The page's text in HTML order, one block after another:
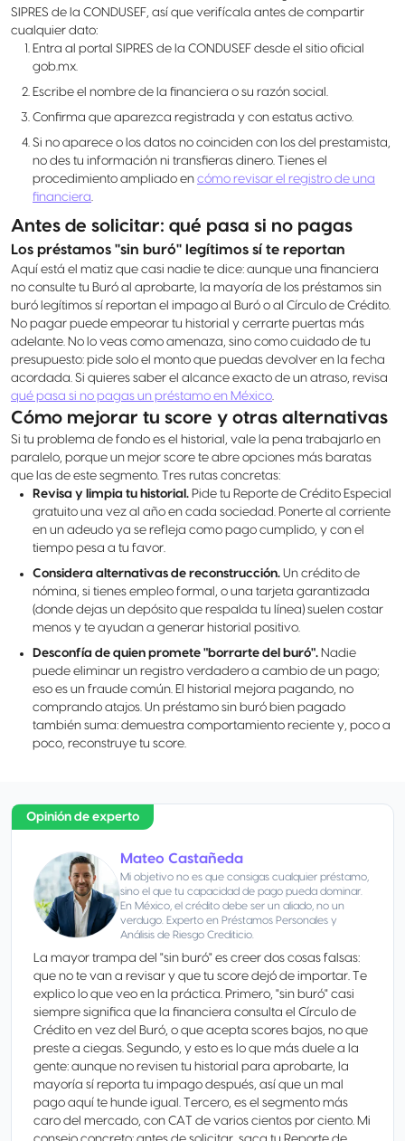
SIPRES de la CONDUSEF, así que verifícala antes de compartir
cualquier dato:
Entra al portal SIPRES de la CONDUSEF desde el sitio oficial
gob.mx.
Escribe el nombre de la financiera o su razón social.
Confirma que aparezca registrada y con estatus activo.
Si no aparece o los datos no coinciden con los del prestamista,
no des tu información ni transfieras dinero. Tienes el
procedimiento ampliado en cómo revisar el registro de una
financiera.
Antes de solicitar: qué pasa si no pagas
Los préstamos "sin buró" legítimos sí te reportan
Aquí está el matiz que casi nadie te dice: aunque una financiera
no consulte tu Buró al aprobarte, la mayoría de los préstamos sin
buró legítimos sí reportan el impago al Buró o al Círculo de Crédito.
No pagar puede empeorar tu historial y cerrarte puertas más
adelante. No lo veas como amenaza, sino como cuidado de tu
presupuesto: pide solo el monto que puedas devolver en la fecha
acordada. Si quieres saber el alcance exacto de un atraso, revisa
qué pasa si no pagas un préstamo en México.
Cómo mejorar tu score y otras alternativas
Si tu problema de fondo es el historial, vale la pena trabajarlo en
paralelo, porque un mejor score te abre opciones más baratas
que las de este segmento. Tres rutas concretas:
Revisa y limpia tu historial. Pide tu Reporte de Crédito Especial
gratuito una vez al año en cada sociedad. Ponerte al corriente
en un adeudo ya se refleja como pago cumplido, y con el
tiempo pesa a tu favor.
Considera alternativas de reconstrucción. Un crédito de
nómina, si tienes empleo formal, o una tarjeta garantizada
(donde dejas un depósito que respalda tu línea) suelen costar
menos y te ayudan a generar historial positivo.
Desconfía de quien promete "borrarte del buró". Nadie
puede eliminar un registro verdadero a cambio de un pago;
eso es un fraude común. El historial mejora pagando, no
comprando atajos. Un préstamo sin buró bien pagado
también suma: demuestra comportamiento reciente y, poco a
poco, reconstruye tu score.
Opinión de experto
Mateo Castañeda
Mi objetivo no es que consigas cualquier préstamo,
sino el que tu capacidad de pago pueda dominar.
En México, el crédito debe ser un aliado, no un
verdugo. Experto en Préstamos Personales y
Análisis de Riesgo Crediticio.
La mayor trampa del "sin buró" es creer dos cosas falsas:
que no te van a revisar y que tu score dejó de importar. Te
explico lo que veo en la práctica. Primero, "sin buró" casi
siempre significa que la financiera consulta el Círculo de
Crédito en vez del Buró, o que acepta scores bajos, no que
preste a ciegas. Segundo, y esto es lo que más duele a la
gente: aunque no revisen tu historial para aprobarte, la
mayoría sí reporta tu impago después, así que un mal
pago aquí te hunde igual. Tercero, es el segmento más
caro del mercado, con CAT de varios cientos por ciento. Mi